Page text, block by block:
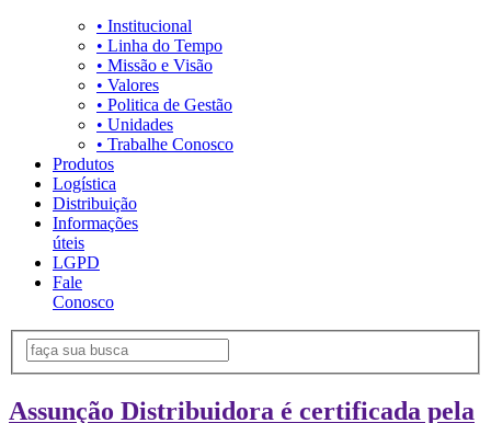
• Institucional
• Linha do Tempo
• Missão e Visão
• Valores
• Politica de Gestão
• Unidades
• Trabalhe Conosco
Produtos
Logística
Distribuição
Informações
úteis
LGPD
Fale
Conosco
Assunção Distribuidora é certificada pela